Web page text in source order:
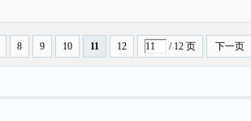
8 9 10 11 12 / 12 页 下一页